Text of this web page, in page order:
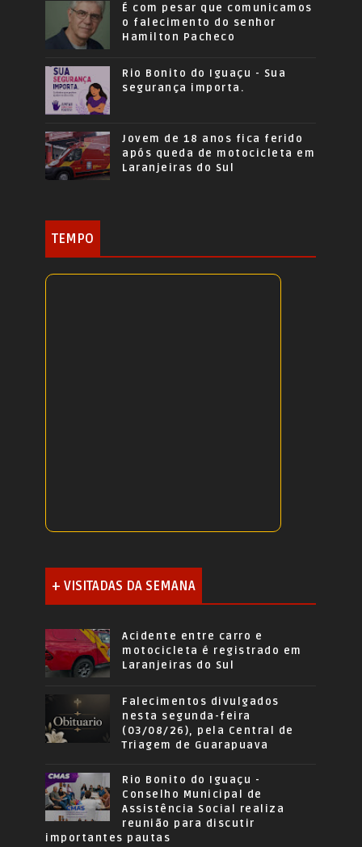
É com pesar que comunicamos
o falecimento do senhor
Hamilton Pacheco
Rio Bonito do Iguaçu - Sua
segurança importa.
Jovem de 18 anos fica ferido
após queda de motocicleta em
Laranjeiras do Sul
TEMPO
+ VISITADAS DA SEMANA
Acidente entre carro e
motocicleta é registrado em
Laranjeiras do Sul
Falecimentos divulgados
nesta segunda-feira
(03/08/26), pela Central de
Triagem de Guarapuava
Rio Bonito do Iguaçu -
Conselho Municipal de
Assistência Social realiza
reunião para discutir
importantes pautas